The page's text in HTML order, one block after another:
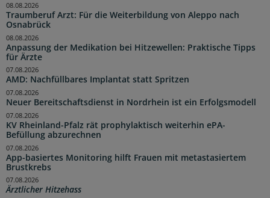
Traumberuf Arzt: Für die Weiterbildung von Aleppo nach
Osnabrück
08.08.2026
Anpassung der Medikation bei Hitzewellen: Praktische Tipps
für Ärzte
08.08.2026
AMD: Nachfüllbares Implantat statt Spritzen
07.08.2026
Neuer Bereitschaftsdienst in Nordrhein ist ein Erfolgsmodell
07.08.2026
KV Rheinland-Pfalz rät prophylaktisch weiterhin ePA-
Befüllung abzurechnen
07.08.2026
App-basiertes Monitoring hilft Frauen mit metastasiertem
Brustkrebs
07.08.2026
Ärztlicher Hitzehass
07.08.2026